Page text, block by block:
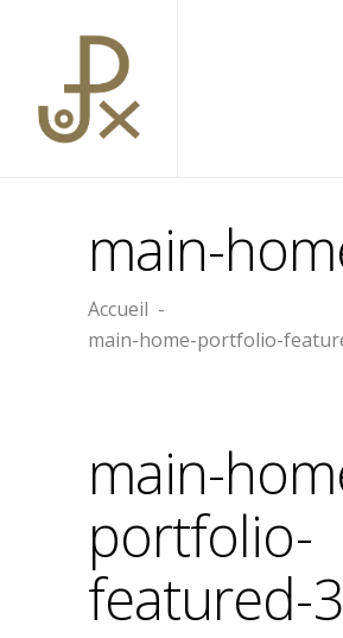
main-
Accueil -
main-home-portfolio-
main-
portfolio-
featured-3